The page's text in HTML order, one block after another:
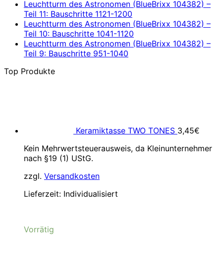
Leuchtturm des Astronomen (BlueBrixx 104382) –
Teil 11: Bauschritte 1121-1200
Leuchtturm des Astronomen (BlueBrixx 104382) –
Teil 10: Bauschritte 1041-1120
Leuchtturm des Astronomen (BlueBrixx 104382) –
Teil 9: Bauschritte 951-1040
Top Produkte
Keramiktasse TWO TONES 3,45€
Kein Mehrwertsteuerausweis, da Kleinunternehmer
nach §19 (1) UStG.
zzgl. Versandkosten
Lieferzeit: Individualisiert
Vorrätig